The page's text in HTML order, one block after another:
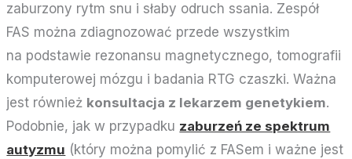
zaburzony rytm snu i słaby odruch ssania. Zespół
FAS można zdiagnozować przede wszystkim
na podstawie rezonansu magnetycznego, tomografii
komputerowej mózgu i badania RTG czaszki. Ważna
jest również konsultacja z lekarzem genetykiem.
Podobnie, jak w przypadku zaburzeń ze spektrum
autyzmu (który można pomylić z FASem i ważne jest